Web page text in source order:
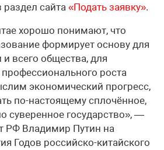
раздел сайта «Подать заявку».
хорошо понимают, что
формирует основу для
всего общества, для
роста
экономический прогресс,
по-настоящему сплочённое,
суверенное государство», —
РФ Владимир Путин на
Годов российско-китайского